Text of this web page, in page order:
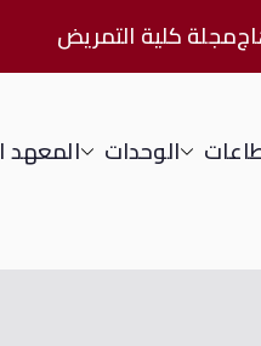
مجلة كلية التمريض
الوحدات المعهد